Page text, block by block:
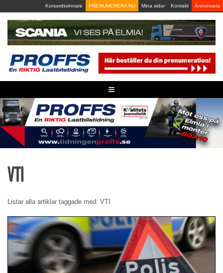
to
content
Korsordsvinnare PRENUMERERA NU Mina sidor Kontakt Annonsera
≡
VTI
Listar alla artiklar taggade med: VTI